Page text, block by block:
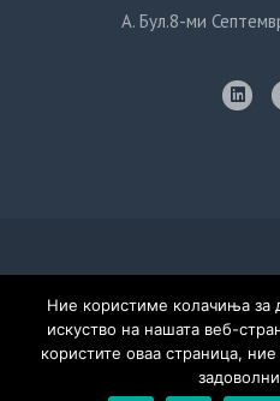
А. Бул.8-ми
Политика за
© Евроинс Осигурување, 2020.
Тивиус
Ние користиме колачиња за
искуство на нашата веб-
користите оваа страница,